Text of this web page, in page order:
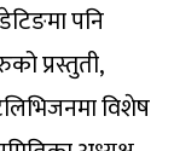
पनि
प्रस्तुती,
विशेष